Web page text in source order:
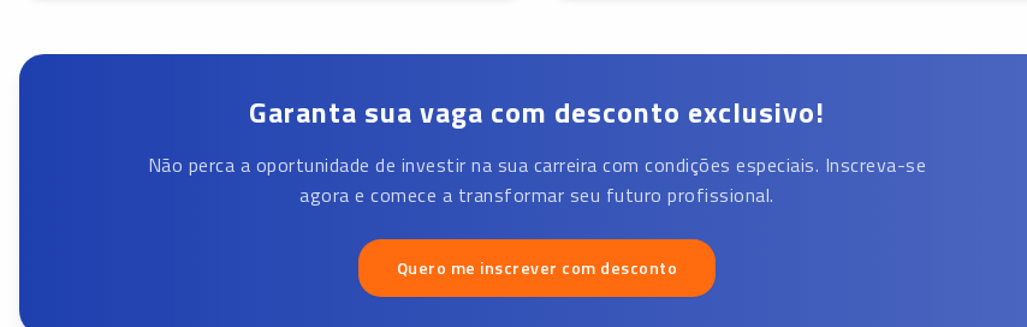
Garanta sua vaga com desconto exclusivo!
Não perca a oportunidade de investir na sua carreira com condições especiais. Inscreva-se
agora e comece a transformar seu futuro profissional.
Quero me inscrever com desconto